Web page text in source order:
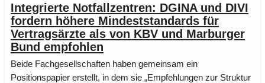
Integrierte Notfallzentren: DGINA und DIVI
fordern höhere Mindeststandards für
Vertragsärzte als von KBV und Marburger
Bund empfohlen
Beide Fachgesellschaften haben gemeinsam ein
Positionspapier erstellt, in dem sie „Empfehlungen zur Struktur